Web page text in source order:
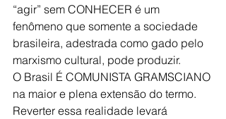
“agir” sem CONHECER é um
fenômeno que somente a sociedade
brasileira, adestrada como gado pelo
marxismo cultural, pode produzir.
O Brasil É COMUNISTA GRAMSCIANO
na maior e plena extensão do termo.
Reverter essa realidade levará